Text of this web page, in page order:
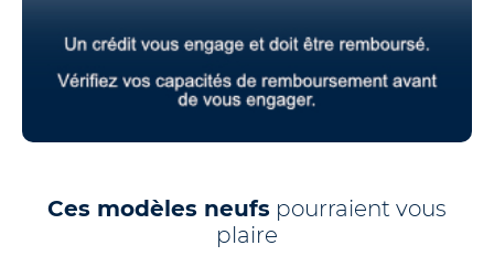
Ces modèles neufs pourraient vous
plaire